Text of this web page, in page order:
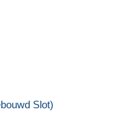
Slot)